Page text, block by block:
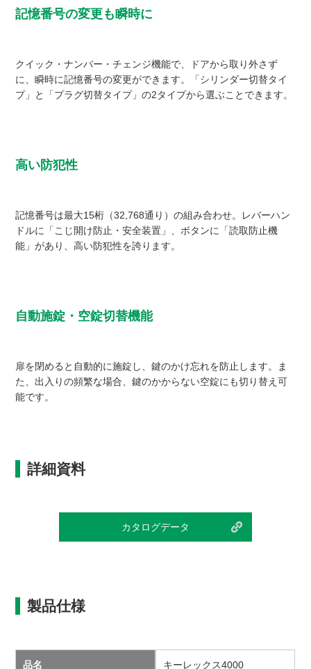
記憶番号の変更も瞬時に
クイック・ナンバー・チェンジ機能で、ドアから取り外さず
に、瞬時に記憶番号の変更ができます。「シリンダー切替タイ
プ」と「プラグ切替タイプ」の2タイプから選ぶことできます。
高い防犯性
記憶番号は最大15桁（32,768通り）の組み合わせ。レバーハン
ドルに「こじ開け防止・安全装置」、ボタンに「読取防止機
能」があり、高い防犯性を誇ります。
自動施錠・空錠切替機能
扉を閉めると自動的に施錠し、鍵のかけ忘れを防止します。ま
た、出入りの頻繁な場合、鍵のかからない空錠にも切り替え可
能です。
詳細資料
カタログデータ
製品仕様
品名 キーレックス4000